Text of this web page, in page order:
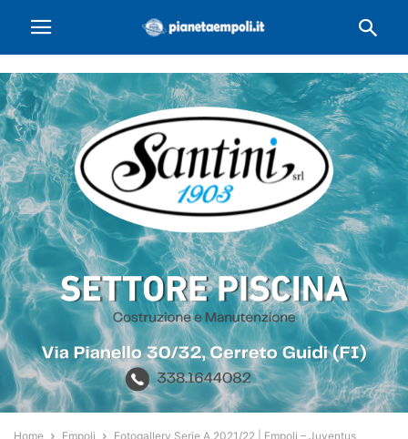
Home Empoli Fotogallery Serie A 2021/22 | Empoli – Juventus